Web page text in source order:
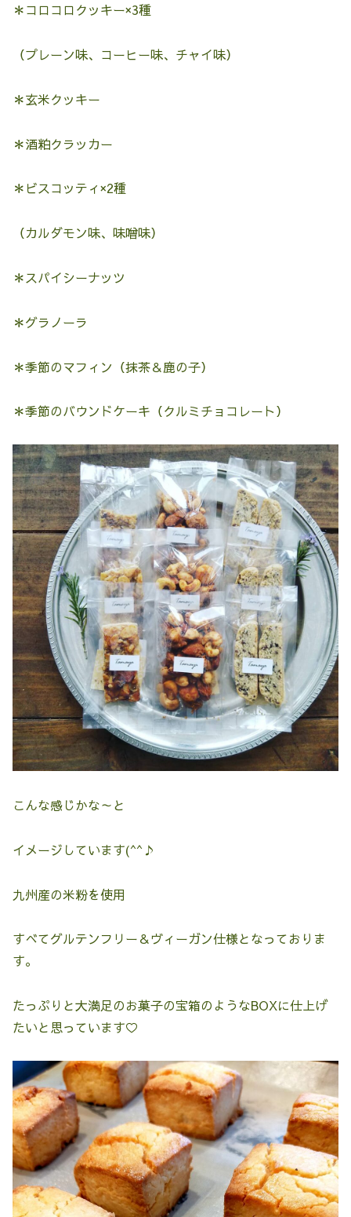
＊コロコロクッキー×3種
（プレーン味、コーヒー味、チャイ味）
＊玄米クッキー
＊酒粕クラッカー
＊ビスコッティ×2種
（カルダモン味、味噌味）
＊スパイシーナッツ
＊グラノーラ
＊季節のマフィン（抹茶＆鹿の子）
＊季節のバウンドケーキ（クルミチョコレート）
こんな感じかな～と
イメージしています(^^♪
九州産の米粉を使用
すべてグルテンフリー＆ヴィーガン仕様となっておりま
す。
たっぷりと大満足のお菓子の宝箱のようなBOXに仕上げ
たいと思っています♡